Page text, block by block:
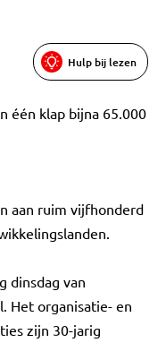
Hulp bij lezen
één klap bijna 65.000
aan ruim vijfhonderd
dinsdag van
Het organisatie- en
zijn 30-jarig